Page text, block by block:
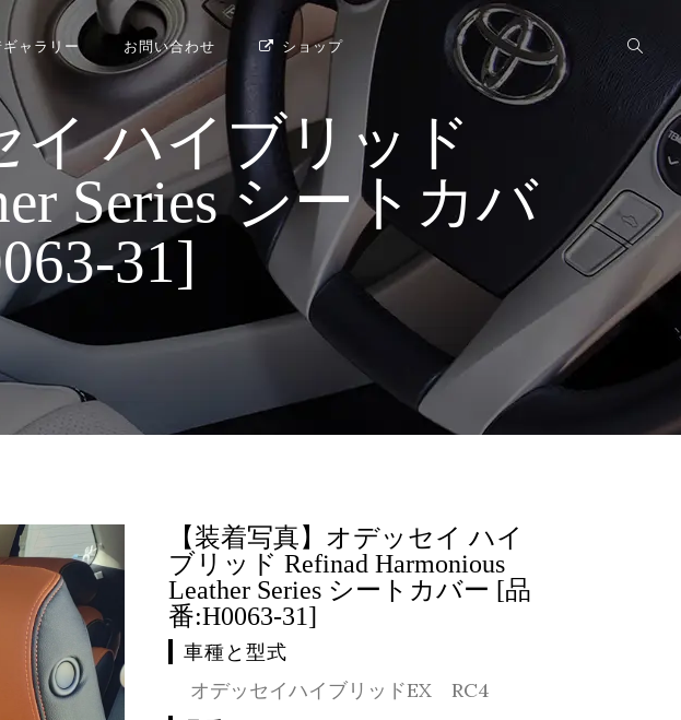
ャラリー お問い合わせ ショップ
イ ハイブリッド
Series シートカバ
31]
【装着写真】オデッセイ ハイ
ブリッド Refinad Harmonious
Leather Series シートカバー [品
番:H0063-31]
車種と型式
オデッセイハイブリッドEX RC4